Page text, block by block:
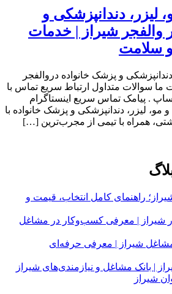
دندانپزشکی و
والفجر شیراز | خدمات
سلامت
و پزشک خانواده دروالفجر
ما سوالات متداول ارتباط سریع تماس با
. پیامک تماس سریع اینستاگرام
لیزر، دندانپزشکی و پزشک خانواده با
همراه با تیمی از مجرب‌ترین […]
راهنمای کامل انتخاب، قیمت و
شیراز | معرفی کسب‌وکار در مشاغل
شیراز | معرفی حرفه‌ای
| بانک مشاغل و نیازمندی‌های شیراز
شیراز